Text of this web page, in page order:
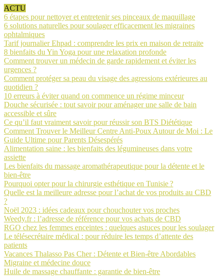
ACTU
6 étapes pour nettoyer et entretenir ses pinceaux de maquillage
6 solutions naturelles pour soulager efficacement les migraines
ophtalmiques
Tarif journalier Ehpad : comprendre les prix en maison de retraite
8 bienfaits du Yin Yoga pour une relaxation profonde
Comment trouver un médecin de garde rapidement et éviter les
urgences ?
Comment protéger sa peau du visage des agressions extérieures au
quotidien ?
10 erreurs à éviter quand on commence un régime minceur
Douche sécurisée : tout savoir pour aménager une salle de bain
accessible et sûre
Ce qu’il faut vraiment savoir pour réussir son BTS Diététique
Comment Trouver le Meilleur Centre Anti-Poux Autour de Moi : Le
Guide Ultime pour Parents Désespérés
Alimentation saine : les bienfaits des légumineuses dans votre
assiette
Les bienfaits du massage aromathérapeutique pour la détente et le
bien-être
Pourquoi opter pour la chirurgie esthétique en Tunisie ?
Quelle est la meilleure adresse pour l’achat de vos produits au CBD
?
Noël 2023 : idées cadeaux pour chouchouter vos proches
Weedy.fr : l’adresse de référence pour vos achats de CBD
RGO chez les femmes enceintes : quelques astuces pour les soulager
Le télésecrétaire médical : pour réduire les temps d’attente des
patients
Vacances Thalasso Pas Cher : Détente et Bien-être Abordables
Migraine et médecine douce
Huile de massage chauffante : garantie de bien-être